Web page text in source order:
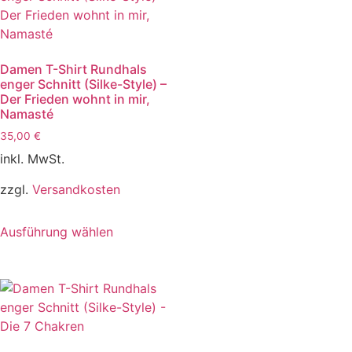
Damen T-Shirt Rundhals
enger Schnitt (Silke-Style) –
Der Frieden wohnt in mir,
Namasté
35,00 €
inkl. MwSt.
zzgl. Versandkosten
Ausführung wählen